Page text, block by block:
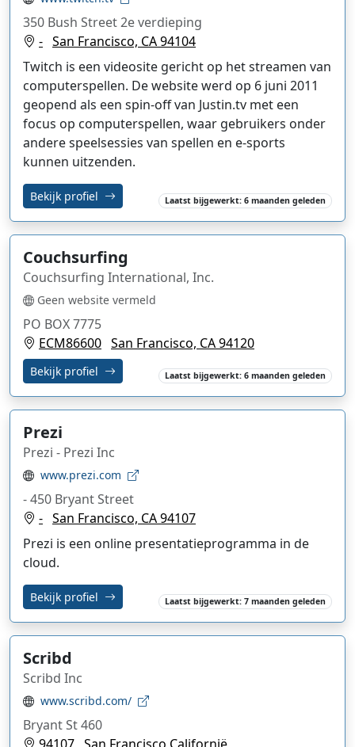
350 Bush Street 2e verdieping
- San Francisco, CA 94104
Twitch is een videosite gericht op het streamen van
computerspellen. De website werd op 6 juni 2011
geopend als een spin-off van Justin.tv met een
focus op computerspellen, waar gebruikers onder
andere speelsessies van spellen en e-sports
kunnen uitzenden.
Bekijk profiel Laatst bijgewerkt: 6 maanden geleden
Couchsurfing
Couchsurfing International, Inc.
Geen website vermeld
PO BOX 7775
ECM86600 San Francisco, CA 94120
Bekijk profiel Laatst bijgewerkt: 6 maanden geleden
Prezi
Prezi - Prezi Inc
www.prezi.com
- 450 Bryant Street
- San Francisco, CA 94107
Prezi is een online presentatieprogramma in de
cloud.
Bekijk profiel Laatst bijgewerkt: 7 maanden geleden
Scribd
Scribd Inc
www.scribd.com/
Bryant St 460